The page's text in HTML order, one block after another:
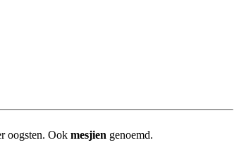
oogsten. Ook mesjien genoemd.